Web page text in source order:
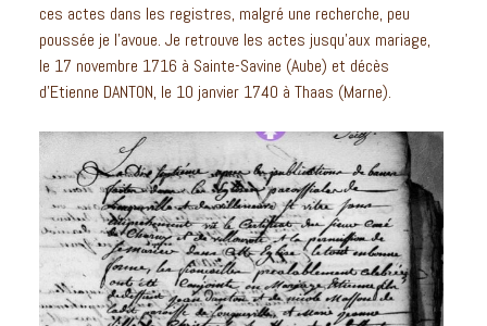
ces actes dans les registres, malgré une recherche, peu
poussée je l’avoue. Je retrouve les actes jusqu’aux mariage,
le 17 novembre 1716 à Sainte-Savine (Aube) et décès
d’Etienne DANTON, le 10 janvier 1740 à Thaas (Marne).